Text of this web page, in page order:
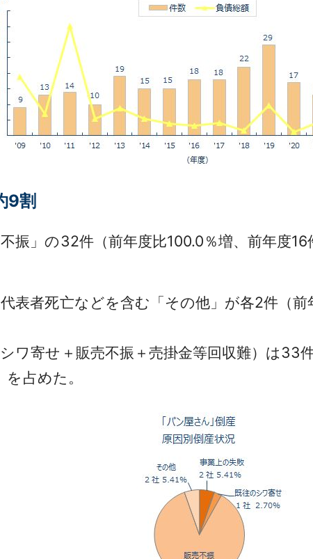
9割
振」の32件（前年度比100.0％増、前年度
表者死亡などを含む「その他」が各2件（
ワ寄せ＋販売不振＋売掛金等回収難）は33
占めた。